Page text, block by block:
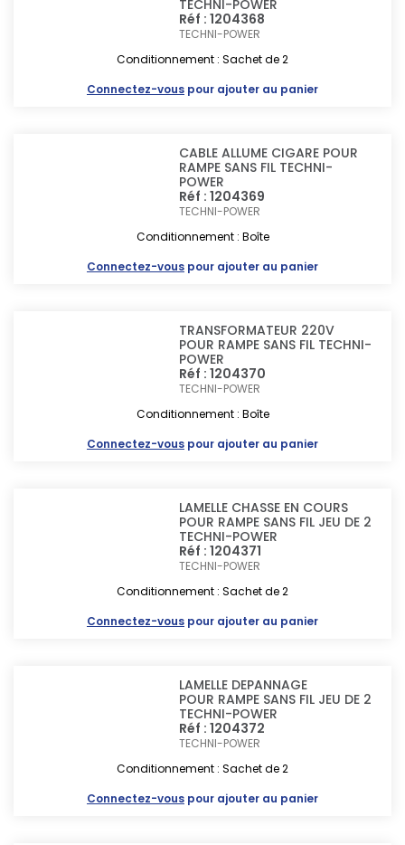
TECHNI-POWER
Réf : 1204368
TECHNI-POWER
Conditionnement : Sachet de 2
Connectez-vous pour ajouter au panier
CABLE ALLUME CIGARE POUR
RAMPE SANS FIL TECHNI-
POWER
Réf : 1204369
TECHNI-POWER
Conditionnement : Boîte
Connectez-vous pour ajouter au panier
TRANSFORMATEUR 220V
POUR RAMPE SANS FIL TECHNI-
POWER
Réf : 1204370
TECHNI-POWER
Conditionnement : Boîte
Connectez-vous pour ajouter au panier
LAMELLE CHASSE EN COURS
POUR RAMPE SANS FIL JEU DE 2
TECHNI-POWER
Réf : 1204371
TECHNI-POWER
Conditionnement : Sachet de 2
Connectez-vous pour ajouter au panier
LAMELLE DEPANNAGE
POUR RAMPE SANS FIL JEU DE 2
TECHNI-POWER
Réf : 1204372
TECHNI-POWER
Conditionnement : Sachet de 2
Connectez-vous pour ajouter au panier